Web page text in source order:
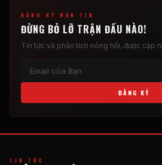
ĐĂNG KÝ BẢN TIN
ĐỪNG BỎ LỠ TRẬN ĐẤU NÀO!
Tin tức và phân tích nóng hổi, ​​được cập
ĐĂNG KÝ
TIN TỨC